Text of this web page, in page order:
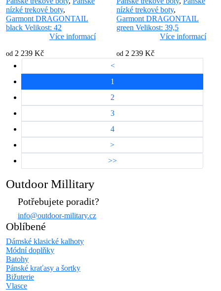
nízké trekové boty,
Garmont DRAGONTAIL
black Velikost: 42
Více informací
od 2 239 Kč
nízké trekové boty,
Garmont DRAGONTAIL
green Velikost: 39,5
Více informací
od 2 239 Kč
<
1
2
3
4
>
>>
Outdoor Millitary
Potřebujete poradit?
info@outdoor-military.cz
Oblíbené
Dámské klasické kalhoty
Módní doplňky
Batohy
Pánské kraťasy a šortky
Bižuterie
Vlasce